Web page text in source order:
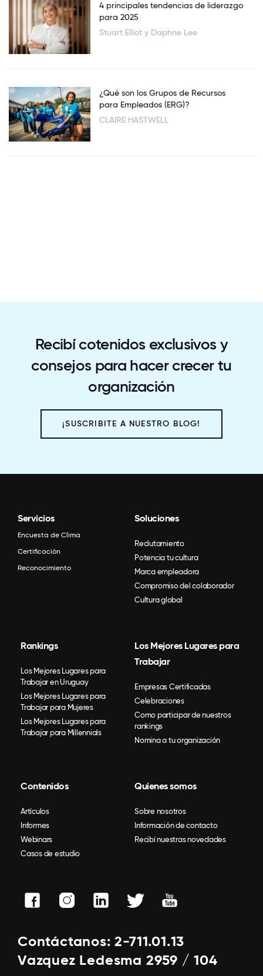
4 principales tendencias de liderazgo
para 2025
Stuart Elliot y Daphne Lee
¿Qué son los Grupos de Recursos
para Empleados (ERG)?
CLAIRE HASTWELL
Recibí cotenidos exclusivos y
consejos para hacer crecer tu
organización
¡SUSCRIBITE A NUESTRO BLOG!
Servicios
Encuesta de Clima
Certificación
Reconocimiento
Soluciones
Reclutamiento
Potencia tu cultura
Marca empleadora
Compromiso del colaborador
Cultura global
Rankings
Los Mejores Lugares para
Trabajar en Uruguay
Los Mejores Lugares para
Trabajar para Mujeres
Los Mejores Lugares para
Trabajar para Millennials
Los Mejores Lugares para
Trabajar
Empresas Certificadas
Celebraciones
Como participar de nuestros
rankings
Nomina a tu organización
Contenidos
Artículos
Informes
Webinars
Casos de estudio
Quienes somos
Sobre nosotros
Información de contacto
Recibí nuestras novedades
Contáctanos: 2-711.01.13
Vazquez Ledesma 2959 / 104